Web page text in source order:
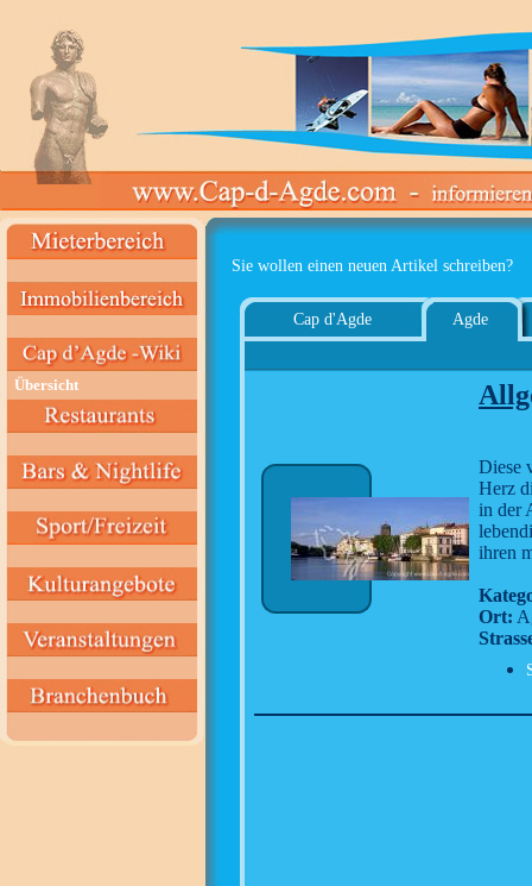
Übersicht
Sie wollen einen neuen Artikel schreiben?
Cap d'Agde Agde
Diese
Herz
in der
ihren
Ort: